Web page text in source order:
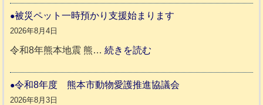
ト
人
ホ
和
本
被災ペット一時預かり支援始まります
2026年8月4日
令和8年熊本地震 熊…続きを読む
災
令和8年度 熊本市動物愛護推進協議会
2026年8月3日